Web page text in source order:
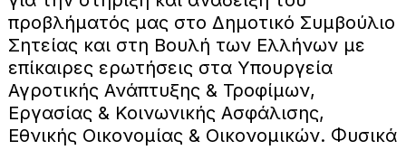
προβλήματός μας στο Δημοτικό Συμβούλιο
Σητείας και στη Βουλή των Ελλήνων με
επίκαιρες ερωτήσεις στα Υπουργεία
Αγροτικής Ανάπτυξης & Τροφίμων,
Εργασίας & Κοινωνικής Ασφάλισης,
Εθνικής Οικονομίας & Οικονομικών. Φυσικά